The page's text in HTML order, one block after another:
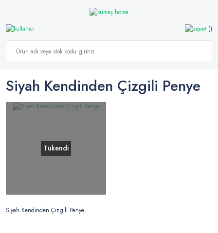
Siyah Kendinden Çizgili Penye
Tükendi
Siyah Kendinden Çizgili Penye